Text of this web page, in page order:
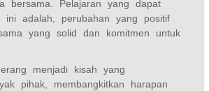
bersama. Pelajaran yang dapat
ini adalah, perubahan yang positif
yang solid dan komitmen untuk
menjadi kisah yang
pihak, membangkitkan harapan